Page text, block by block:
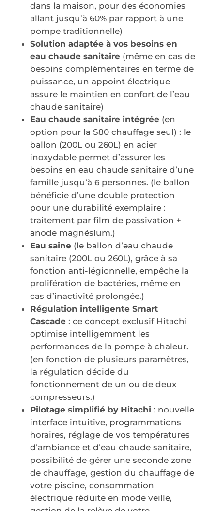
dans la maison, pour des économies
allant jusqu’à 60% par rapport à une
pompe traditionnelle)
Solution adaptée à vos besoins en
eau chaude sanitaire(même en cas de
besoins complémentaires en terme de
puissance, un appoint électrique
assure le maintien en confort de l’eau
chaude sanitaire)
Eau chaude sanitaire intégrée(en
option pour la S80 chauffage seul) : le
ballon (200L ou 260L) en acier
inoxydable permet d’assurer les
besoins en eau chaude sanitaire d’une
famille jusqu’à 6 personnes. (le ballon
bénéficie d’une double protection
pour une durabilité exemplaire :
traitement par film de passivation +
anode magnésium.)
Eau saine(le ballon d’eau chaude
sanitaire (200L ou 260L), grâce à sa
fonction anti-légionnelle, empêche la
prolifération de bactéries, même en
cas d’inactivité prolongée.)
Régulation intelligente Smart
Cascade: ce concept exclusif Hitachi
optimise intelligemment les
performances de la pompe à chaleur.
(en fonction de plusieurs paramètres,
la régulation décide du
fonctionnement de un ou de deux
compresseurs.)
Pilotage simplifié by Hitachi : nouvelle
interface intuitive, programmations
horaires, réglage de vos températures
d’ambiance et d’eau chaude sanitaire,
possibilité de gérer une seconde zone
de chauffage, gestion du chauffage de
votre piscine, consommation
électrique réduite en mode veille,